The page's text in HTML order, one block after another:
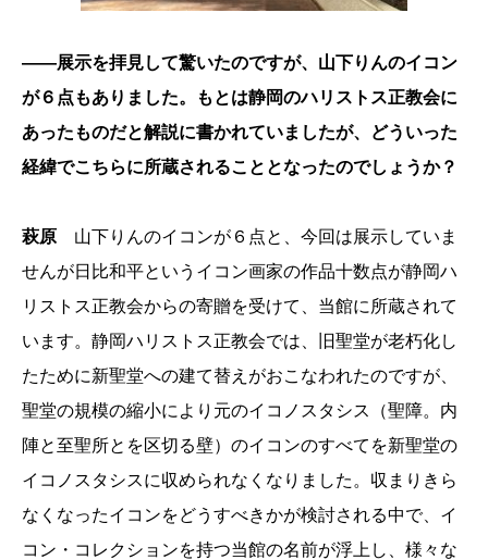
――展示を拝見して驚いたのですが、山下りんのイコン
が６点もありました。もとは静岡のハリストス正教会に
あったものだと解説に書かれていましたが、どういった
経緯でこちらに所蔵されることとなったのでしょうか？
萩原 山下りんのイコンが６点と、今回は展示していま
せんが日比和平というイコン画家の作品十数点が静岡ハ
リストス正教会からの寄贈を受けて、当館に所蔵されて
います。静岡ハリストス正教会では、旧聖堂が老朽化し
たために新聖堂への建て替えがおこなわれたのですが、
聖堂の規模の縮小により元のイコノスタシス（聖障。内
陣と至聖所とを区切る壁）のイコンのすべてを新聖堂の
イコノスタシスに収められなくなりました。収まりきら
なくなったイコンをどうすべきかが検討される中で、イ
コン・コレクションを持つ当館の名前が浮上し、様々な